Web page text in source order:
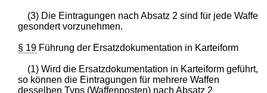
(3) Die Eintragungen nach Absatz 2 sind für jede Waffe
gesondert vorzunehmen.
§ 19 Führung der Ersatzdokumentation in Karteiform
(1) Wird die Ersatzdokumentation in Karteiform geführt,
so können die Eintragungen für mehrere Waffen
desselben Typs (Waffenposten) nach Absatz 2